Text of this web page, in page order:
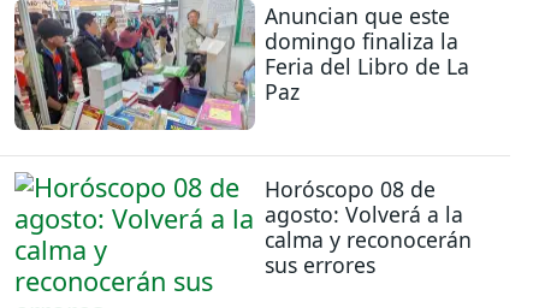
Anuncian que este
domingo finaliza la
Feria del Libro de La
Paz
Horóscopo 08 de
agosto: Volverá a la
calma y reconocerán
sus errores